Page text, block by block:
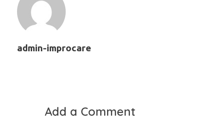
admin-improcare
Add a Comment